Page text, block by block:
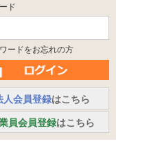
ド
ードをお忘れの方
人会員登録はこちら
員会員登録はこちら